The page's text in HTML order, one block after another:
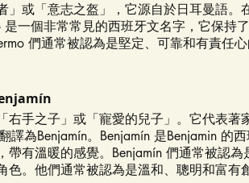
」或「意志之盔」，它源自於日耳曼語
是一個非常常見的西班牙文名字，它保持
們通常被認為是堅定、可靠和有責任
右手之子」或「寵愛的兒子」。它代表著
譯為Benjamín。Benjamín 是Benjamin 的
帶有溫暖的感覺。Benjamín 們通常被認
色。他們通常被認為是溫和、聰明和富有